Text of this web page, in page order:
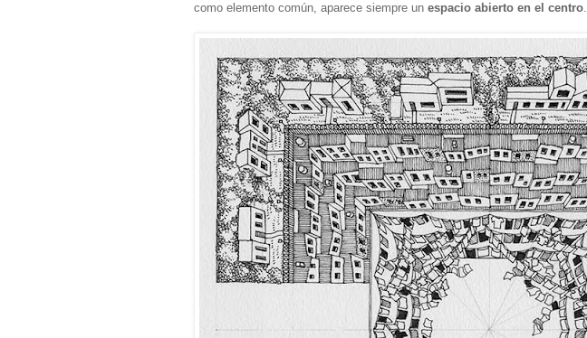
como elemento común, aparece siempre un espacio abierto en el centro.